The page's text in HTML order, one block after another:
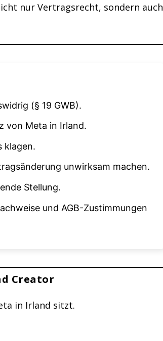
nur Vertragsrecht, sondern auch
(§ 19 GWB).
von Meta in Irland.
klagen.
unwirksam machen.
Stellung.
und AGB-Zustimmungen
Creator
in Irland sitzt.